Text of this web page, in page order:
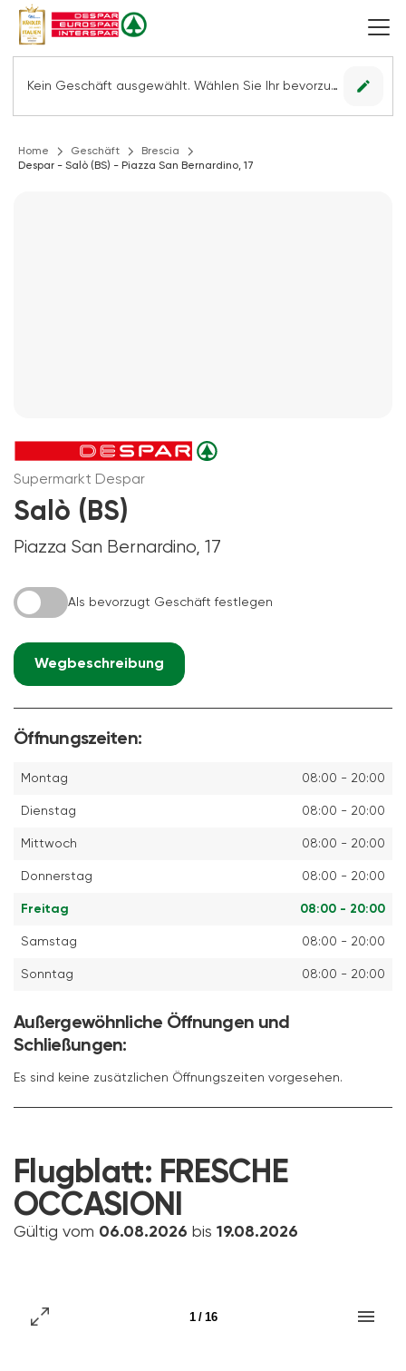
Kein Geschäft ausgewählt. Wählen Sie Ihr bevorzugtes Geschäft, um alle Angebote sehen zu können. edit
Home Geschäft
Brescia
Despar - Salò (BS) - Piazza San Bernardino, 17
Supermarkt Despar
Salò (BS)
Piazza San Bernardino, 17
Als bevorzugt Geschäft festlegen
Wegbeschreibung
Öffnungszeiten:
Montag 08:00 - 20:00
Dienstag 08:00 - 20:00
Mittwoch 08:00 - 20:00
Donnerstag 08:00 - 20:00
Freitag 08:00 - 20:00
Samstag 08:00 - 20:00
Sonntag 08:00 - 20:00
Außergewöhnliche Öffnungen und
Schließungen:
Es sind keine zusätzlichen Öffnungszeiten vorgesehen.
Flugblatt: FRESCHE
OCCASIONI
Gültig vom 06.08.2026 bis 19.08.2026